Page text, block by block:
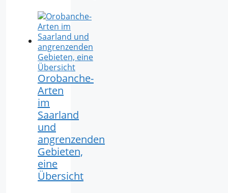
Orobanche-
Arten
im
Saarland
und
angrenzenden
Gebieten,
eine
Übersicht